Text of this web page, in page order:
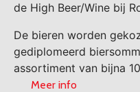
de High Beer/Wine bij
De bieren worden
gediplomeerd
assortiment van bijna
Meer info